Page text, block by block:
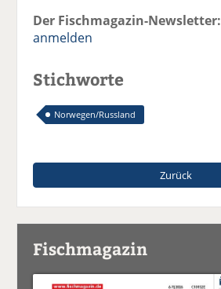
Der Fischmagazin-Newsletter:
anmelden
Stichworte
Norwegen/Russland
Zurück
Fischmagazin